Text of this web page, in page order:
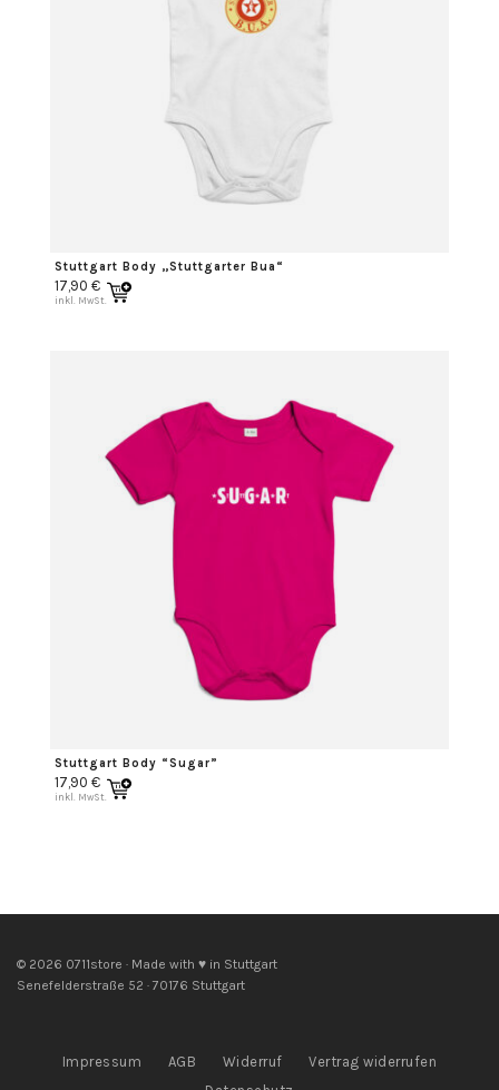
Stuttgart Body „Stuttgarter Bua“
17,90 €
inkl. MwSt.
Stuttgart Body “Sugar”
17,90 €
inkl. MwSt.
© 2026 0711store · Made with ♥ in Stuttgart
Senefelderstraße 52 · 70176 Stuttgart
Impressum AGB Widerruf
Vertrag widerrufen